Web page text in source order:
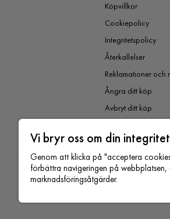
Köpvillkor
Cookiepolicy
Integritetspolicy
Återkallelser
Reklamationer och
Ångra ditt köp
Avbryt ditt köp
Vi bryr oss om din integritet
Genom att klicka på "acceptera
förbättra navigeringen på
marknadsföringsåtgärder.